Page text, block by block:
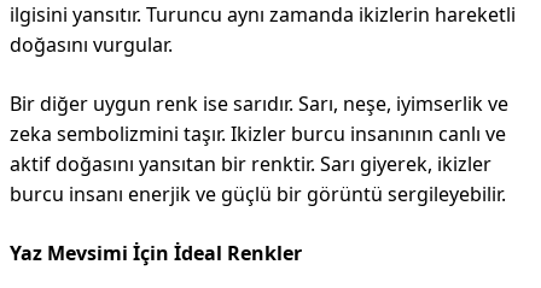
ilgisini yansıtır. Turuncu aynı zamanda ikizlerin hareketli
doğasını vurgular.
Bir diğer uygun renk ise sarıdır. Sarı, neşe, iyimserlik ve
zeka sembolizmini taşır. Ikizler burcu insanının canlı ve
aktif doğasını yansıtan bir renktir. Sarı giyerek, ikizler
burcu insanı enerjik ve güçlü bir görüntü sergileyebilir.
Yaz Mevsimi İçin İdeal Renkler